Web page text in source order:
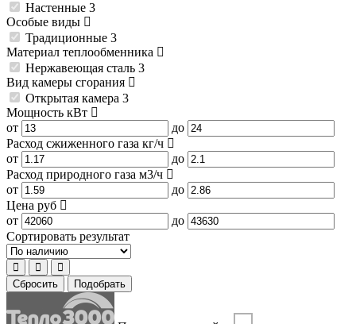
Настенные 3
Особые виды
Традиционные 3
Материал теплообменника
Нержавеющая сталь 3
Вид камеры сгорания
Открытая камера 3
Мощность кВт
от
до
Расход сжиженного газа кг/ч
от
до
Расход природного газа м3/ч
от
до
Цена руб
от
до
Сортировать результат
Сбросить Подобрать